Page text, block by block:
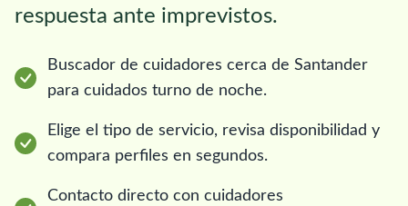
respuesta ante imprevistos.
Buscador de cuidadores cerca de Santander
para cuidados turno de noche.
Elige el tipo de servicio, revisa disponibilidad y
compara perfiles en segundos.
Contacto directo con cuidadores